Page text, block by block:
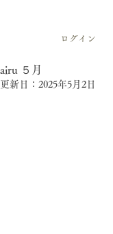
ログイン
airu ５月
更新日： 2025年5月2日